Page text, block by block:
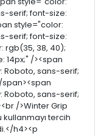
serif; font-size:
style="color:
serif; font-size:
rgb(35, 38, 40);
14px;" /><span
Roboto, sans-serif;
Roboto, sans-serif;
/>Winter Grip
tercih
h4><p